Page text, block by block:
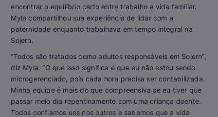
encontrar o equilíbrio certo entre trabalho e vida familiar.
Myla compartilhou sua experiência de lidar com a
paternidade enquanto trabalhava em tempo integral na
Sojern.
“Todos são tratados como adultos responsáveis em Sojern”,
diz Myla. “O que isso significa é que eu não estou sendo
microgerenciado, pois cada hora precisa ser contabilizada.
Minha equipe é mais do que compreensiva se eu tiver que
passar meio dia repentinamente com uma criança doente.
Todos confiamos uns nos outros e sabemos que a vida